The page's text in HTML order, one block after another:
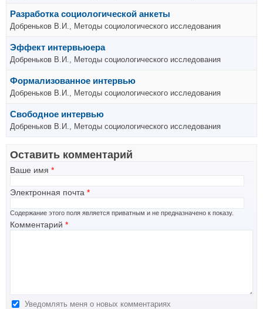
Разработка социологической анкеты
Добреньков В.И., Методы социологического исследования
Эффект интервьюера
Добреньков В.И., Методы социологического исследования
Формализованное интервью
Добреньков В.И., Методы социологического исследования
Свободное интервью
Добреньков В.И., Методы социологического исследования
Оставить комментарий
Ваше имя *
Электронная почта *
Содержание этого поля является приватным и не предназначено к показу.
Комментарий *
Уведомлять меня о новых комментариях